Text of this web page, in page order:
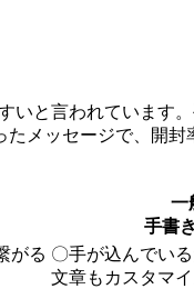
いと言われています
メッセージで、開
一
手書
がる 〇手が込んでい
文章もカスタマイ